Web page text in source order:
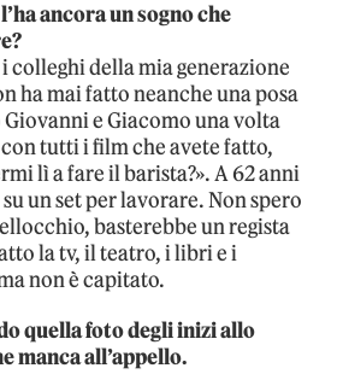
ancora un sogno che
colleghi della mia generazione
ha mai fatto neanche una posa
e Giacomo una volta
tutti i film che avete fatto,
lì a fare il barista?». A 62 anni
un set per lavorare. Non spero
basterebbe un regista
la tv, il teatro, i libri e i
non è capitato.
quella foto degli inizi allo
manca all’appello.